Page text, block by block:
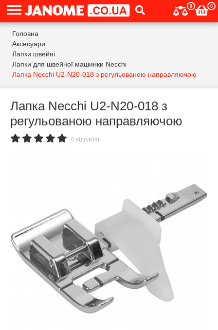
0 0
Головна
Аксесуари
Лапки швейні
Лапки для швейної машинки Necchi
Лапка Necchi U2-N20-018 з регульованою направляючою
Лапка Necchi U2-N20-018 з
регульованою направляючою
0 відгук(ів)